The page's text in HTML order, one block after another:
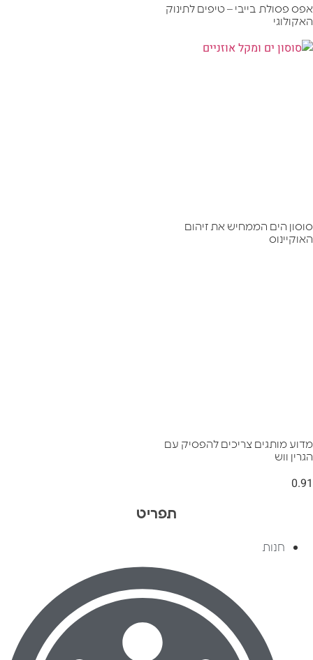
אפס פסולת בייבי – טיפים לתינוק
האקולוגי
סוסון הים הממחיש את זיהום
האוקיינוס
מדוע מותגים צריכים להפסיק עם
הגרין ווש
תפריט
חנות